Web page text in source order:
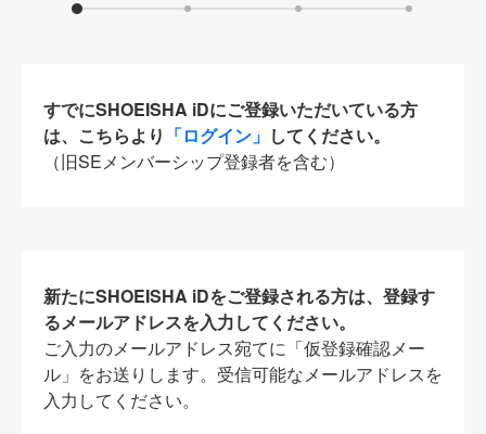
すでにSHOEISHA iDにご登録いただいている方
は、こちらより 「ログイン」 してください。
（旧SEメンバーシップ登録者を含む）
新たにSHOEISHA iDをご登録される方は、登録す
るメールアドレスを入力してください。
ご入力のメールアドレス宛てに「仮登録確認メー
ル」をお送りします。受信可能なメールアドレスを
入力してください。